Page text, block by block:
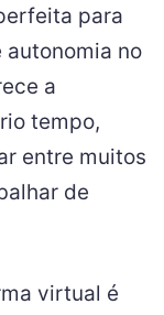
para
no
a
tempo,
entre muitos
de
virtual é